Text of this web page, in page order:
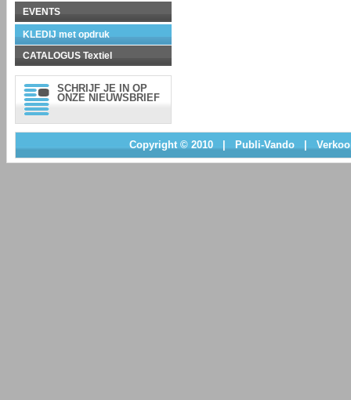
EVENTS
KLEDIJ met opdruk
CATALOGUS Textiel
SCHRIJF JE IN OP
ONZE NIEUWSBRIEF
Copyright © 2010| Publi-Vando|